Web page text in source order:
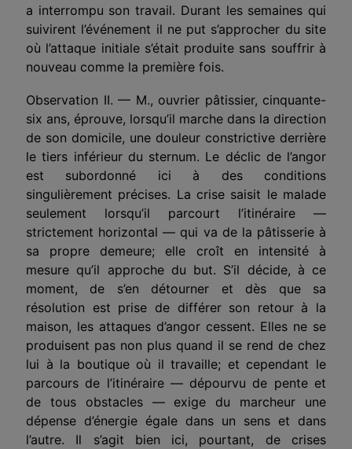
a interrompu son travail. Durant les semaines qui
suivirent l’événement il ne put s’approcher du site
où l’attaque initiale s’était produite sans souffrir à
nouveau comme la première fois.
Observation II. — M., ouvrier pâtissier, cinquante-
six ans, éprouve, lorsqu’il marche dans la direction
de son domicile, une douleur constrictive derrière
le tiers inférieur du sternum. Le déclic de l’angor
est subordonné ici à des conditions
singulièrement précises. La crise saisit le malade
seulement lorsqu’il parcourt l’itinéraire —
strictement horizontal — qui va de la pâtisserie à
sa propre demeure; elle croît en intensité à
mesure qu’il approche du but. S’il décide, à ce
moment, de s’en détourner et dès que sa
résolution est prise de différer son retour à la
maison, les attaques d’angor cessent. Elles ne se
produisent pas non plus quand il se rend de chez
lui à la boutique où il travaille; et cependant le
parcours de l’itinéraire — dépourvu de pente et
de tous obstacles — exige du marcheur une
dépense d’énergie égale dans un sens et dans
l’autre. Il s’agit bien ici, pourtant, de crises